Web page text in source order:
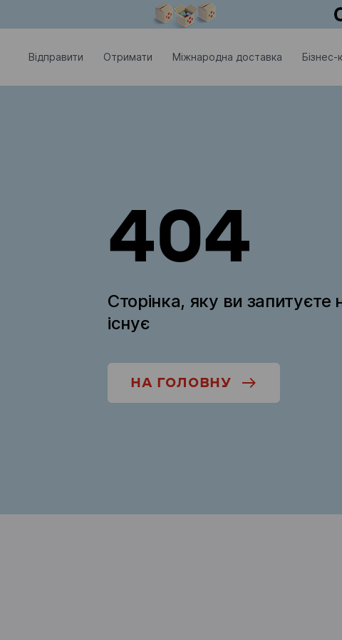
Відправити Отримати Міжнародна доставка Бізнес-
404
Сторінка, яку ви запитуєте
існує
НА ГОЛОВНУ